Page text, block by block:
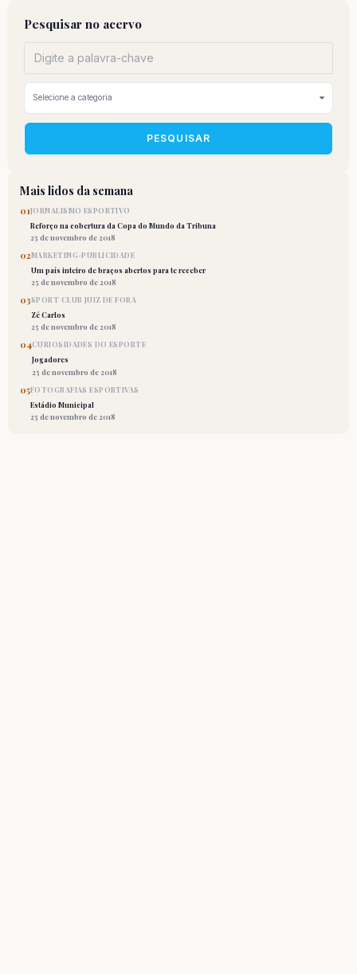
Pesquisar no acervo
PESQUISAR
Mais lidos da semana
01JORNALISMO ESPORTIVO
Reforço na cobertura da Copa do Mundo da Tribuna
25 de novembro de 2018
02MARKETING-PUBLICIDADE
Um país inteiro de braços abertos para te receber
25 de novembro de 2018
03SPORT CLUB JUIZ DE FORA
Zé Carlos
25 de novembro de 2018
04CURIOSIDADES DO ESPORTE
Jogadores
25 de novembro de 2018
05FOTOGRAFIAS ESPORTIVAS
Estádio Municipal
25 de novembro de 2018